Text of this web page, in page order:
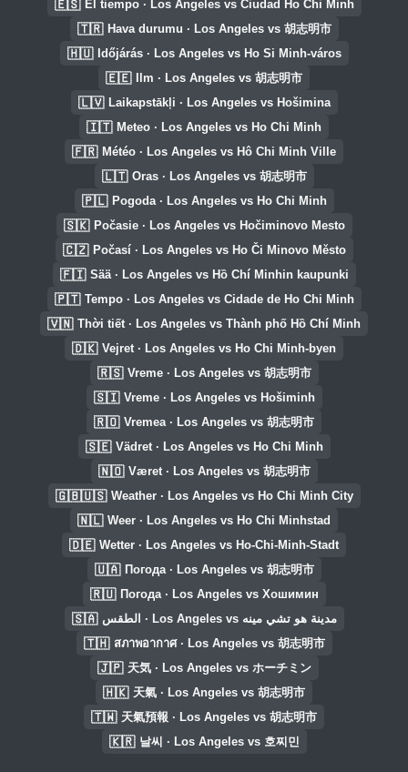
🇪🇸 El tiempo · Los Angeles vs Ciudad Ho Chi Minh
🇹🇷 Hava durumu · Los Angeles vs 胡志明市
🇭🇺 Időjárás · Los Angeles vs Ho Si Minh-város
🇪🇪 Ilm · Los Angeles vs 胡志明市
🇱🇻 Laikapstākļi · Los Angeles vs Hošimina
🇮🇹 Meteo · Los Angeles vs Ho Chi Minh
🇫🇷 Météo · Los Angeles vs Hô Chi Minh Ville
🇱🇹 Oras · Los Angeles vs 胡志明市
🇵🇱 Pogoda · Los Angeles vs Ho Chi Minh
🇸🇰 Počasie · Los Angeles vs Hočiminovo Mesto
🇨🇿 Počasí · Los Angeles vs Ho Či Minovo Město
🇫🇮 Sää · Los Angeles vs Hồ Chí Minhin kaupunki
🇵🇹 Tempo · Los Angeles vs Cidade de Ho Chi Minh
🇻🇳 Thời tiết · Los Angeles vs Thành phố Hồ Chí Minh
🇩🇰 Vejret · Los Angeles vs Ho Chi Minh-byen
🇷🇸 Vreme · Los Angeles vs 胡志明市
🇸🇮 Vreme · Los Angeles vs Hošiminh
🇷🇴 Vremea · Los Angeles vs 胡志明市
🇸🇪 Vädret · Los Angeles vs Ho Chi Minh
🇳🇴 Været · Los Angeles vs 胡志明市
🇬🇧🇺🇸 Weather · Los Angeles vs Ho Chi Minh City
🇳🇱 Weer · Los Angeles vs Ho Chi Minhstad
🇩🇪 Wetter · Los Angeles vs Ho-Chi-Minh-Stadt
🇺🇦 Погода · Los Angeles vs 胡志明市
🇷🇺 Погода · Los Angeles vs Хошимин
🇸🇦 الطقس · Los Angeles vs مدينة هو تشي مينه
🇹🇭 สภาพอากาศ · Los Angeles vs 胡志明市
🇯🇵 天気 · Los Angeles vs ホーチミン
🇭🇰 天氣 · Los Angeles vs 胡志明市
🇹🇼 天氣預報 · Los Angeles vs 胡志明市
🇰🇷 날씨 · Los Angeles vs 호찌민